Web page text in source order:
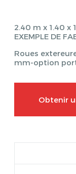
2.40 m x 1.40 x
EXEMPLE DE
Roues
mm-option
Obtenir